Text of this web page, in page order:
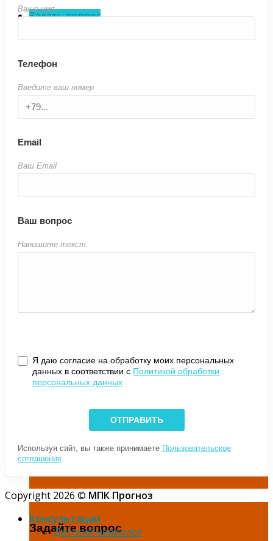
Задать вопрос
Задайте вопрос
Ваше имя
Телефон
Введите ваш номер
Email
Ваш Email
Ваш вопрос
Напишите текст
Я даю согласие на обработку моих персональных
данных в соответствии с Политикой обработки
персональных данных
Используя сайт, вы также принимаете Пользовательское
соглашение
Copyright 2026 © МПК Прогноз
Консультации
Детский невролог